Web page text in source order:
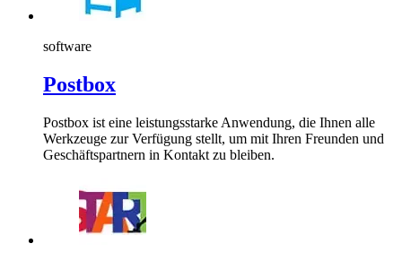
software
Postbox
Postbox ist eine leistungsstarke Anwendung, die Ihnen alle
Werkzeuge zur Verfügung stellt, um mit Ihren Freunden und
Geschäftspartnern in Kontakt zu bleiben.